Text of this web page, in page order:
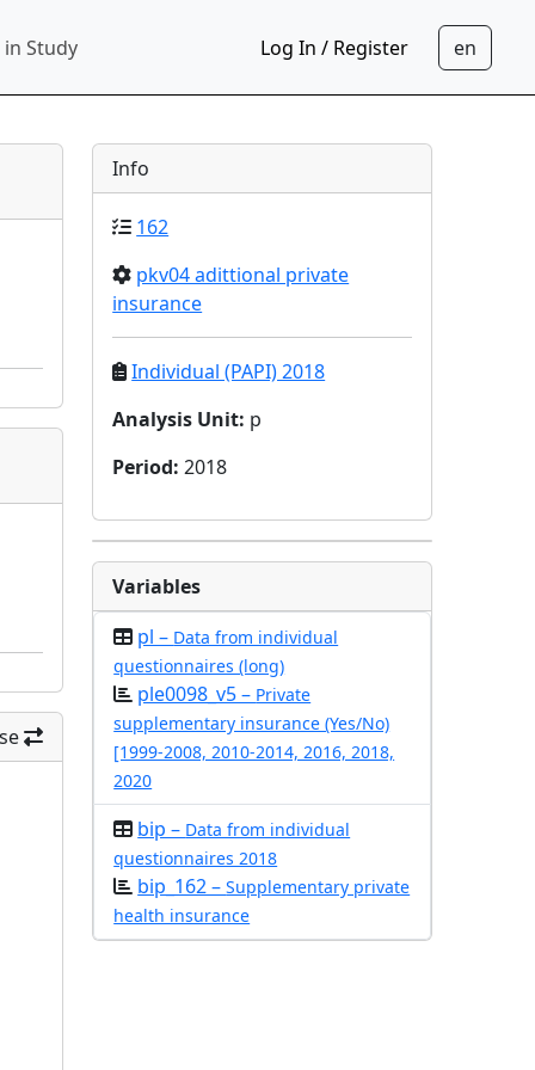
in Study Log In / Register
Info
162
pkv04 adittional private
insurance
Individual (PAPI) 2018
Analysis Unit: p
Period:2018
Variables
pl – Data from individual
questionnaires (long)
ple0098_v5 – Private
supplementary insurance (Yes/No)
[1999-2008, 2010-2014, 2016, 2018,
2020
bip – Data from individual
questionnaires 2018
bip_162 –Supplementary private
health insurance